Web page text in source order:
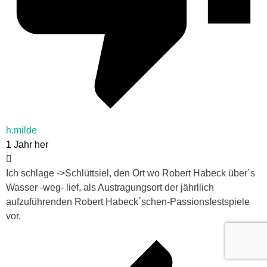
h.milde
1 Jahr her
Ich schlage ->Schlüttsiel, den Ort wo Robert Habeck über´s
Wasser -weg- lief, als Austragungsort der jährllich
aufzuführenden Robert Habeck´schen-Passionsfestspiele
vor.